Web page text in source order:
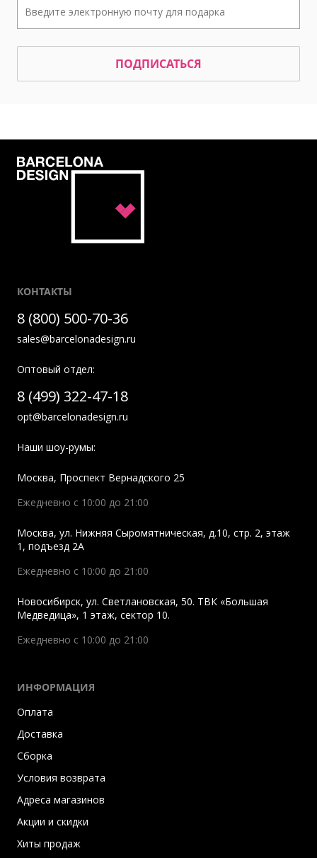
ПОДПИСАТЬСЯ
КОНТАКТЫ
8 (800) 500-70-36
sales@barcelonadesign.ru
Оптовый отдел:
8 (499) 322-47-18
opt@barcelonadesign.ru
Наши шоу-румы:
Москва, Проспект Вернадского 25
Ежедневно с 10:00 до 21:00
Москва, ул. Нижняя Сыромятническая, д.10, стр. 2, этаж
1, подъезд 2A
Ежедневно с 10:00 до 21:00
Новосибирск, ул. Светлановская, 50. ТВК «Большая
Медведица», 1 этаж, сектор 10.
Ежедневно с 10:00 до 21:00
ИНФОРМАЦИЯ
Оплата
Доставка
Сборка
Условия возврата
Адреса магазинов
Акции и скидки
Хиты продаж